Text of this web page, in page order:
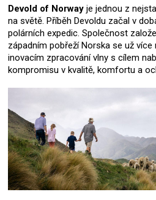
Devold of Norway je jednou z
na světě. Příběh Devoldu začal v
polárních expedic. Společnost
západním pobřeží Norska se už více
inovacím zpracování vlny s cílem
kompromisu v kvalitě, komfortu a